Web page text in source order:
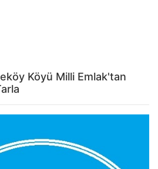
Köyü Milli Emlak'tan